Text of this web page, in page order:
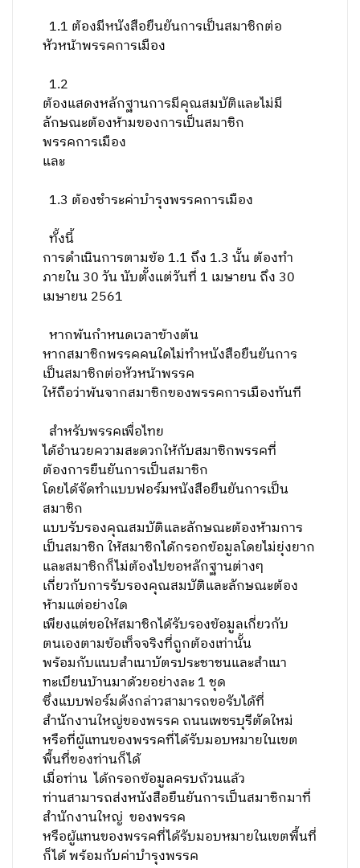
1.1 ต้องมีหนังสือยืนยันการเป็นสมาชิกต่อ
หัวหน้าพรรคการเมือง
1.2
ต้องแสดงหลักฐานการมีคุณสมบัติและไม่มี
ลักษณะต้องห้ามของการเป็นสมาชิก
พรรคการเมือง
และ
1.3 ต้องชำระค่าบำรุงพรรคการเมือง
ทั้งนี้
การดำเนินการตามข้อ 1.1 ถึง 1.3 นั้น ต้องทำ
ภายใน 30 วัน นับตั้งแต่วันที่ 1 เมษายน ถึง 30
เมษายน 2561
หากพ้นกำหนดเวลาข้างต้น
หากสมาชิกพรรคคนใดไม่ทำหนังสือยืนยันการ
เป็นสมาชิกต่อหัวหน้าพรรค
ให้ถือว่าพ้นจากสมาชิกของพรรคการเมืองทันที
สำหรับพรรคเพื่อไทย
ได้อำนวยความสะดวกให้กับสมาชิกพรรคที่
ต้องการยืนยันการเป็นสมาชิก
โดยได้จัดทำแบบฟอร์มหนังสือยืนยันการเป็น
สมาชิก
แบบรับรองคุณสมบัติและลักษณะต้องห้ามการ
เป็นสมาชิก ให้สมาชิกได้กรอกข้อมูลโดยไม่ยุ่งยาก
และสมาชิกก็ไม่ต้องไปขอหลักฐานต่างๆ
เกี่ยวกับการรับรองคุณสมบัติและลักษณะต้อง
ห้ามแต่อย่างใด
เพียงแต่ขอให้สมาชิกได้รับรองข้อมูลเกี่ยวกับ
ตนเองตามข้อเท็จจริงที่ถูกต้องเท่านั้น
พร้อมกับแนบสำเนาบัตรประชาชนและสำเนา
ทะเบียนบ้านมาด้วยอย่างละ1ชุด
ซึ่งแบบฟอร์มดังกล่าวสามารถขอรับได้ที่
สำนักงานใหญ่ของพรรค ถนนเพชรบุรีตัดใหม่
หรือที่ผู้แทนของพรรคที่ได้รับมอบหมายในเขต
พื้นที่ของท่านก็ได้
เมื่อท่าน ได้กรอกข้อมูลครบถ้วนแล้ว
ท่านสามารถส่งหนังสือยืนยันการเป็นสมาชิกมาที่
สำนักงานใหญ่ ของพรรค
หรือผู้แทนของพรรคที่ได้รับมอบหมายในเขตพื้นที่
ก็ได้ พร้อมกับค่าบำรุงพรรค